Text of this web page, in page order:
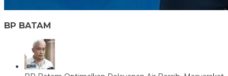
BP BATAM